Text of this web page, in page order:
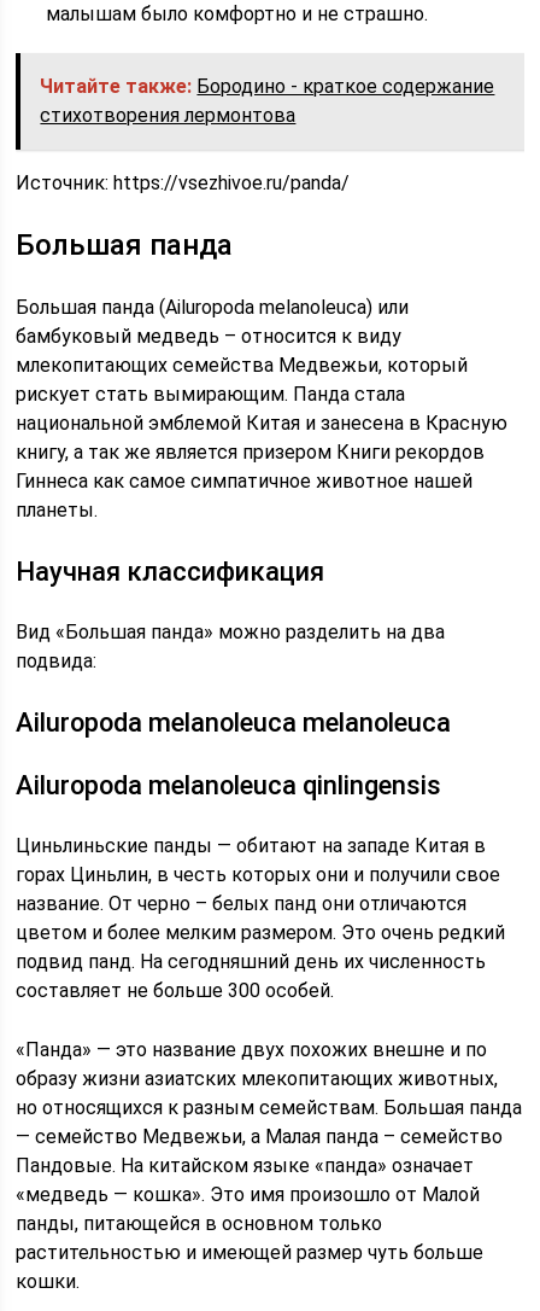
малышам было комфортно и не страшно.
Читайте также: Бородино - краткое содержание
стихотворения лермонтова
Источник:https://vsezhivoe.ru/panda/
Большая панда
Большая панда (Ailuropoda melanoleuca) или
бамбуковый медведь – относится к виду
млекопитающих семейства Медвежьи, который
рискует стать вымирающим. Панда стала
национальной эмблемой Китая и занесена в Красную
книгу, а так же является призером Книги рекордов
Гиннеса как самое симпатичное животное нашей
планеты.
Научная классификация
Вид «Большая панда» можно разделить на два
подвида:
Ailuropoda melanoleuca melanoleuca
Ailuropoda melanoleuca qinlingensis
Циньлиньские панды — обитают на западе Китая в
горах Циньлин, в честь которых они и получили свое
название. От черно – белых панд они отличаются
цветом и более мелким размером. Это очень редкий
подвид панд. На сегодняшний день их численность
составляет не больше 300 особей.
«Панда» — это название двух похожих внешне и по
образу жизни азиатских млекопитающих животных,
но относящихся к разным семействам. Большая панда
— семейство Медвежьи, а Малая панда – семейство
Пандовые. На китайском языке «панда» означает
«медведь — кошка». Это имя произошло от Малой
панды, питающейся в основном только
растительностью и имеющей размер чуть больше
кошки.